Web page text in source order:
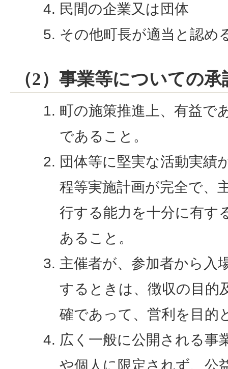
民間の企業又は団体
その他町長が適当と認め
（2）事業等についての
町の施策推進上、有益で
であること。
団体等に堅実な活動実績
程等実施計画が完全で、
行する能力を十分に有す
あること。
主催者が、参加者から入
するときは、徴収の目的
確であって、営利を目的
広く一般に公開される事
や個人に限定されず、公